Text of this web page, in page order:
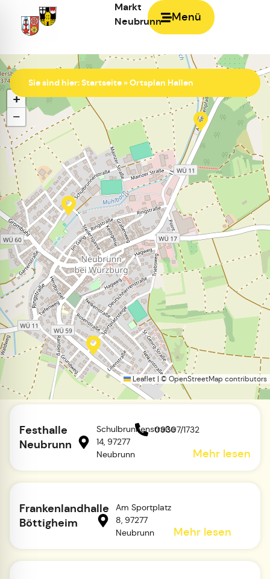
Menü
Markt
Neubrunn
Zur Startseite
Sie sind hier:Startseite »Ortsplan Hallen
+
−
Leaflet | © OpenStreetMap contributors
Festhalle
Neubrunn
Schulbrunnenstraße
14, 97277
Neubrunn
09307/1732
Mehr lesen
Frankenlandhalle
Böttigheim
Am Sportplatz
8, 97277
Neubrunn
Mehr lesen